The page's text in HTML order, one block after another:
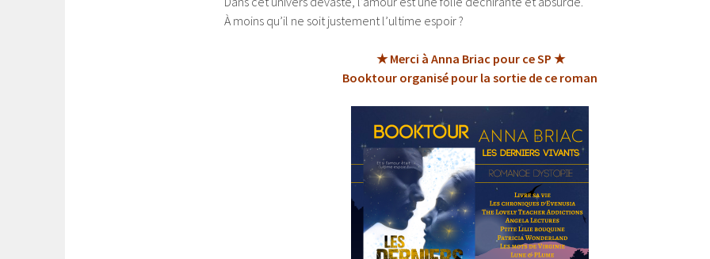
À moins qu’il ne soit justement l’ultime espoir ?
★ Merci à Anna Briac pour ce SP ★
Booktour organisé pour la sortie de ce roman